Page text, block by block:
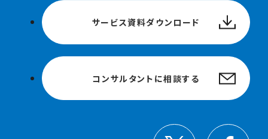
サービス資料ダウンロード
コンサルタントに相談する